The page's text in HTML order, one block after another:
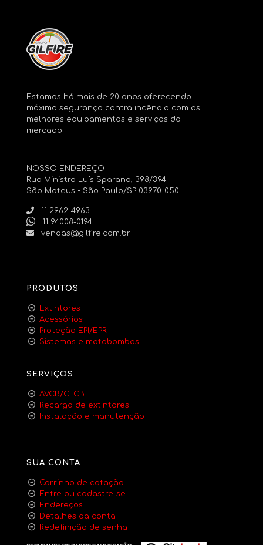
Estamos há mais de 20 anos oferecendo
máxima segurança contra incêndio com os
melhores equipamentos e serviços do
mercado.
NOSSO ENDEREÇO
Rua Ministro Luís Sparano, 398/394
São Mateus • São Paulo/SP 03970-050
11 2962-4963
11 94008-0194
vendas@gilfire.com.br
PRODUTOS
Extintores
Acessórios
Proteção EPI/EPR
Sistemas e motobombas
SERVIÇOS
AVCB/CLCB
Recarga de extintores
Instalação e manutenção
SUA CONTA
Carrinho de cotação
Entre ou cadastre-se
Endereços
Detalhes da conta
Redefinição de senha